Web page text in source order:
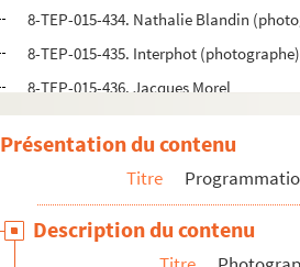
8-TEP-015-434. Nathalie Blandin
8-TEP-015-435. Interphot
8-TEP-015-436. Jacques Morel
8-TEP-015-626. Jacques Morel et ?
8-TEP-015-437. Guillemette Mori
8-TEP-015-438. Christine Moriès
8-TEP-015-439. Pétronille Moss
8-TEP-015-440. H. Guérard
Présentation du contenu
Titre
Description du contenu